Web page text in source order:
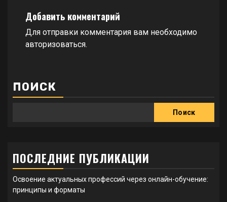
Добавить комментарий
Для отправки комментария вам необходимо
авторизоваться.
ПОИСК
Поиск
ПОСЛЕДНИЕ ПУБЛИКАЦИИ
Освоение актуальных профессий через онлайн-обучение:
принципы и форматы